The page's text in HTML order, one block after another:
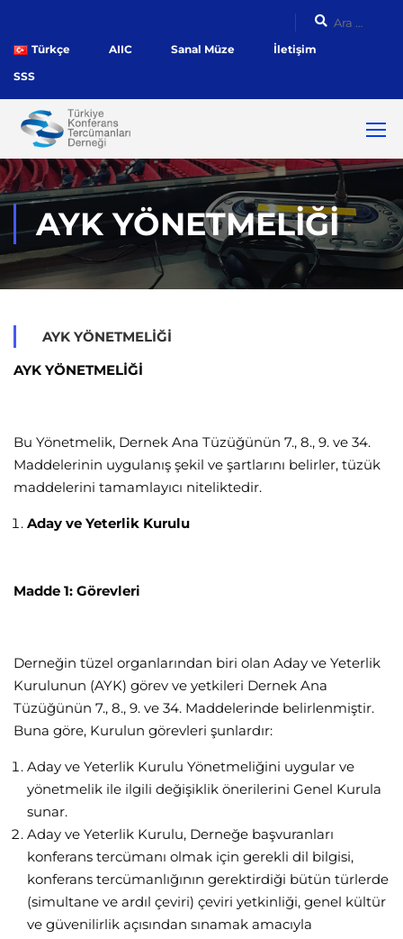
Türkçe AIIC Sanal Müze
İletişim
SSS
AYK YÖNETMELIĞI
AYK YÖNETMELIĞI
AYK YÖNETMELİĞİ
Bu Yönetmelik, Dernek Ana Tüzüğünün 7., 8., 9. ve 34.
Maddelerinin uygulanış şekil ve şartlarını belirler, tüzük
maddelerini tamamlayıcı niteliktedir.
Aday ve Yeterlik Kurulu
Madde 1: Görevleri
Derneğin tüzel organlarından biri olan Aday ve Yeterlik
Kurulunun (AYK) görev ve yetkileri Dernek Ana
Tüzüğünün 7., 8., 9. ve 34. Maddelerinde belirlenmiştir.
Buna göre, Kurulun görevleri şunlardır:
Aday ve Yeterlik Kurulu Yönetmeliğini uygular ve
yönetmelik ile ilgili değişiklik önerilerini Genel Kurula
sunar.
Aday ve Yeterlik Kurulu, Derneğe başvuranları
konferans tercümanı olmak için gerekli dil bilgisi,
konferans tercümanlığının gerektirdiği bütün türlerde
(simultane ve ardıl çeviri) çeviri yetkinliği, genel kültür
ve güvenilirlik açısından sınamak amacıyla